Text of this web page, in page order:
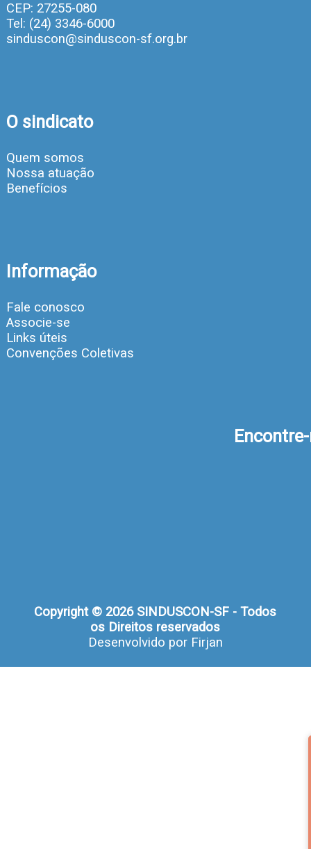
CEP: 27255-080
Tel: (24) 3346-6000
sinduscon@sinduscon-sf.org.br
O sindicato
Quem somos
Nossa atuação
Benefícios
Informação
Fale conosco
Associe-se
Links úteis
Convenções Coletivas
Copyright © 2026 SINDUSCON-SF - Todos
os Direitos reservados
Desenvolvido por Firjan